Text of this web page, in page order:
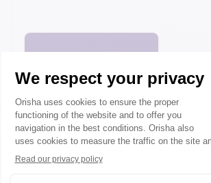
Explorer les contenus